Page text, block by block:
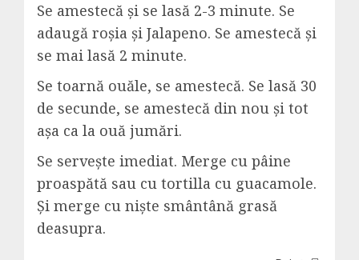
Se amestecă și se lasă 2-3 minute. Se
adaugă roșia și Jalapeno. Se amestecă și
se mai lasă 2 minute.
Se toarnă ouăle, se amestecă. Se lasă 30
de secunde, se amestecă din nou și tot
așa ca la ouă jumări.
Se servește imediat. Merge cu pâine
proaspătă sau cu tortilla cu guacamole.
Și merge cu niște smântână grasă
deasupra.